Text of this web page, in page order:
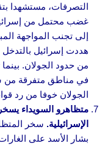
التصرفات، مستشهدا
غضب محتمل من
إلى تجنب المواجهة
هددت إسرائيل
من حدود الجولان.
في مناطق متفرقة من
الجولان خوفا من رد
متظاهرو السويداء
الإسرائيلية. سخر
بشار الأسد على